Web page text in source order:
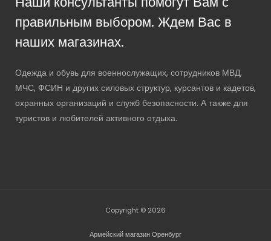
правильным выбором. Ждем Вас в
наших магазинах.
Одежда и обувь для военнослужащих, сотрудников МВД,
МЧС, ФСИН и других силовых структур, курсантов и кадетов,
охранных организаций и служб безопасности. А также для
туристов и любителей активного отдыха.
Copyright © 2026
Армейский магазин Оренбург